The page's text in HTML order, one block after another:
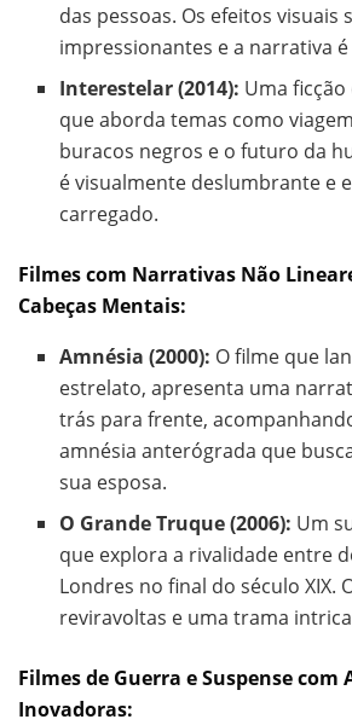
das pessoas. Os efeitos visuais
impressionantes e a narrativa
Interestelar (2014): Uma
que aborda temas como
buracos negros e o futuro da
é visualmente deslumbrante e
carregado.
Filmes com Narrativas Não
Cabeças Mentais:
Amnésia (2000): O filme que
estrelato, apresenta uma
trás para frente,
amnésia anterógrada que
sua esposa.
O Grande Truque (2006): Um
que explora a rivalidade entre
Londres no final do século XIX.
reviravoltas e uma trama
Filmes de Guerra e Suspense com
Inovadoras: